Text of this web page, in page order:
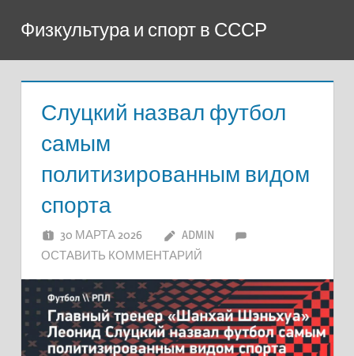
содержимому
Физкультура и спорт в СССР
Слуцкий назвал футбол
самым
политизированным видом
спорта
30 МАРТА 2026
ADMIN
ОСТАВИТЬ КОММЕНТАРИЙ